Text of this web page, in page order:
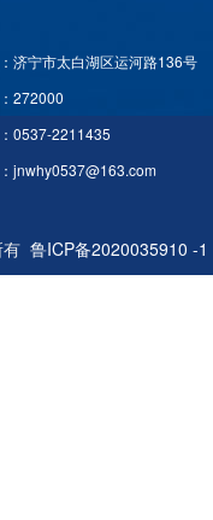
济宁市太白湖区运河路136号
272000
0537-2211435
jnwhy0537@163.com
鲁ICP备2020035910 -1